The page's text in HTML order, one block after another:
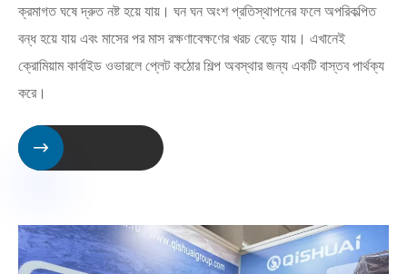
ক্রমাগত ঘষে দ্রুত নষ্ট হয়ে যায়। ঘন ঘন অংশ প্রতিস্থাপনের ফলে অপরিকল্পিত
বন্ধ হয়ে যায় এবং মাসের পর মাস রক্ষণাবেক্ষণের খরচ বেড়ে যায়। এখানেই
ক্রোমিয়াম কার্বাইড ওভারলে প্লেট কঠোর শিল্প অবস্থার জন্য একটি বাস্তব পার্থক্য
করে।
